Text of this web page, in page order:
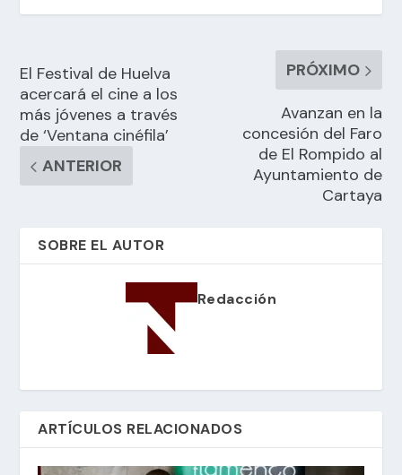
El Festival de Huelva
acercará el cine a los
más jóvenes a través
de ‘Ventana cinéfila’
ANTERIOR
PRÓXIMO
Avanzan en la
concesión del Faro
de El Rompido al
Ayuntamiento de
Cartaya
SOBRE EL AUTOR
Redacción
ARTÍCULOS RELACIONADOS